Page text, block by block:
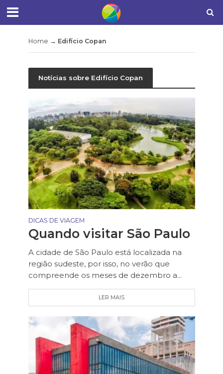
Home → Edifício Copan
Notícias sobre Edifício Copan
DICAS DE VIAGEM
Quando visitar São Paulo
A cidade de São Paulo está localizada na
região sudeste, por isso, no verão que
compreende os meses de dezembro a...
LER MAIS